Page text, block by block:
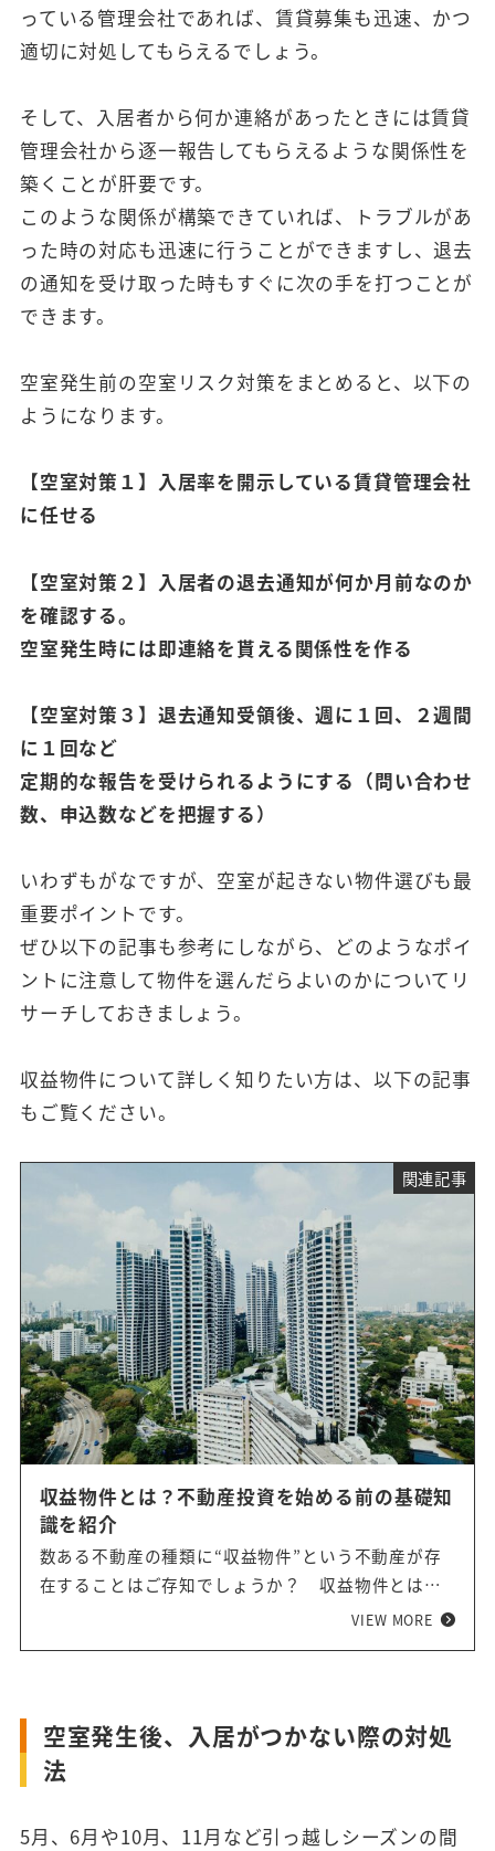
っている管理会社であれば、賃貸募集も迅速、かつ
適切に対処してもらえるでしょう。
そして、入居者から何か連絡があったときには賃貸
管理会社から逐一報告してもらえるような関係性を
築くことが肝要です。
このような関係が構築できていれば、トラブルがあ
った時の対応も迅速に行うことができますし、退去
の通知を受け取った時もすぐに次の手を打つことが
できます。
空室発生前の空室リスク対策をまとめると、以下の
ようになります。
【空室対策１】入居率を開示している賃貸管理会社
に任せる
【空室対策２】入居者の退去通知が何か月前なのか
を確認する。
空室発生時には即連絡を貰える関係性を作る
【空室対策３】退去通知受領後、週に１回、２週間
に１回など
定期的な報告を受けられるようにする（問い合わせ
数、申込数などを把握する）
いわずもがなですが、空室が起きない物件選びも最
重要ポイントです。
ぜひ以下の記事も参考にしながら、どのようなポイ
ントに注意して物件を選んだらよいのかについてリ
サーチしておきましょう。
収益物件について詳しく知りたい方は、以下の記事
もご覧ください。
関連記事
収益物件とは？不動産投資を始める前の基礎知
識を紹介
数ある不動産の種類に“収益物件”という不動産が存
在することはご存知でしょうか？ 収益物件とは、
毎月一定の収入がある不動産のことです。優良収益
も、収益物件の知識を深めましょう！
VIEW MORE
空室発生後、入居がつかない際の対処
法
5月、6月や10月、11月など引っ越しシーズンの間